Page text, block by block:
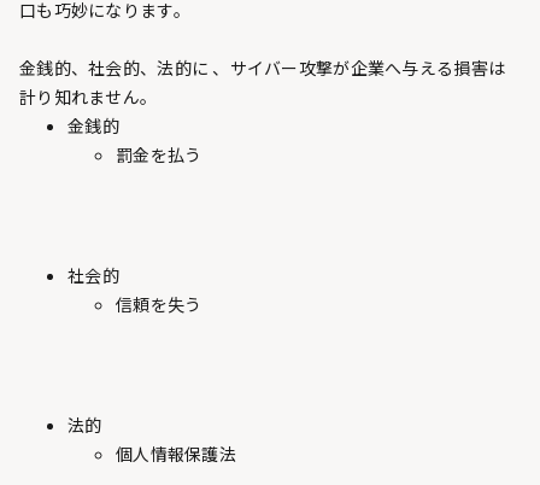
口も巧妙になります。
金銭的、社会的、法的に 、サイバー攻撃が企業へ与える損害は
計り知れません。
金銭的
罰金を払う
社会的
信頼を失う
法的
個人情報保護法